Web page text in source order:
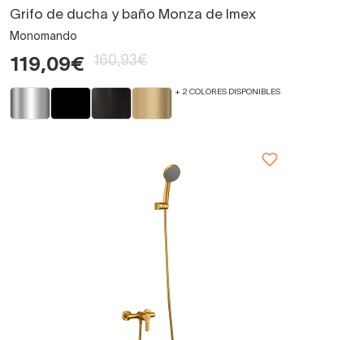
Grifo de ducha y baño Monza de Imex
Monomando
119,09€ 160,93€
+ 2 COLORES DISPONIBLES